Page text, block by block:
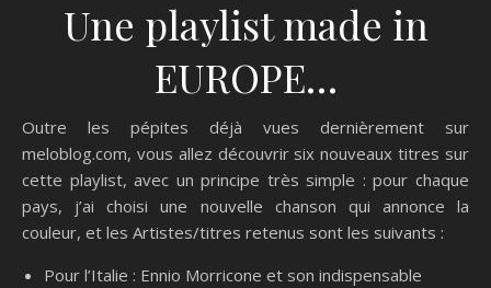
Une playlist made in
EUROPE…
Outre les pépites déjà vues dernièrement sur
meloblog.com, vous allez découvrir six nouveaux titres sur
cette playlist, avec un principe très simple : pour chaque
pays, j’ai choisi une nouvelle chanson qui annonce la
couleur, et les Artistes/titres retenus sont les suivants :
Pour l’Italie : Ennio Morricone et son indispensable